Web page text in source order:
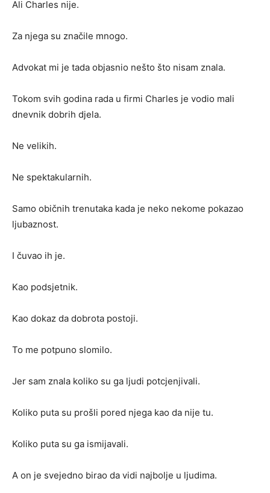
Ali Charles nije.
Za njega su značile mnogo.
Advokat mi je tada objasnio nešto što nisam znala.
Tokom svih godina rada u firmi Charles je vodio mali
dnevnik dobrih djela.
Ne velikih.
Ne spektakularnih.
Samo običnih trenutaka kada je neko nekome pokazao
ljubaznost.
I čuvao ih je.
Kao podsjetnik.
Kao dokaz da dobrota postoji.
To me potpuno slomilo.
Jer sam znala koliko su ga ljudi potcjenjivali.
Koliko puta su prošli pored njega kao da nije tu.
Koliko puta su ga ismijavali.
A on je svejedno birao da vidi najbolje u ljudima.